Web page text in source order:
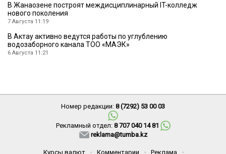
В Жанаозене построят междисциплинарный IT-колледж
нового поколения
7 Августа 11:19
В Актау активно ведутся работы по углублению
водозаборного канала ТОО «МАЭК»
6 Августа 11:21
Номер редакции: 8 (7292) 53 00 03
Рекламный отдел: 8 707 040 14 81
reklama@tumba.kz
Курсы валют · Комментарии · Реклама ·